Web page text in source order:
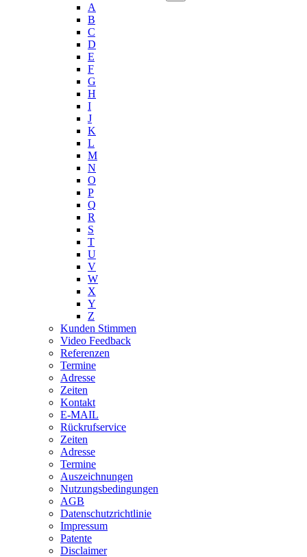
A
B
C
D
E
F
G
H
I
J
K
L
M
N
O
P
Q
R
S
T
U
V
W
X
Y
Z
Kunden Stimmen
Video Feedback
Referenzen
Termine
Adresse
Zeiten
Kontakt
E-MAIL
Rückrufservice
Zeiten
Adresse
Termine
Auszeichnungen
Nutzungsbedingungen
AGB
Datenschutzrichtlinie
Impressum
Patente
Disclaimer